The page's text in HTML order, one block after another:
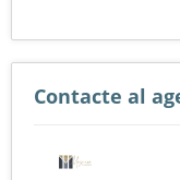
Contacte al